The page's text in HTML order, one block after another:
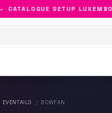
CATALOGUE SETUP
EVENTAILS BOWFAN